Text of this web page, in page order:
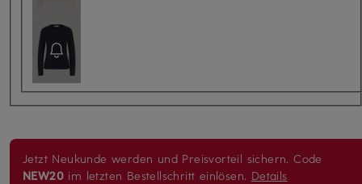
Jetzt Neukunde werden und Preisvorteil sichern. Code
NEW20 im letzten Bestellschritt einlösen. Details